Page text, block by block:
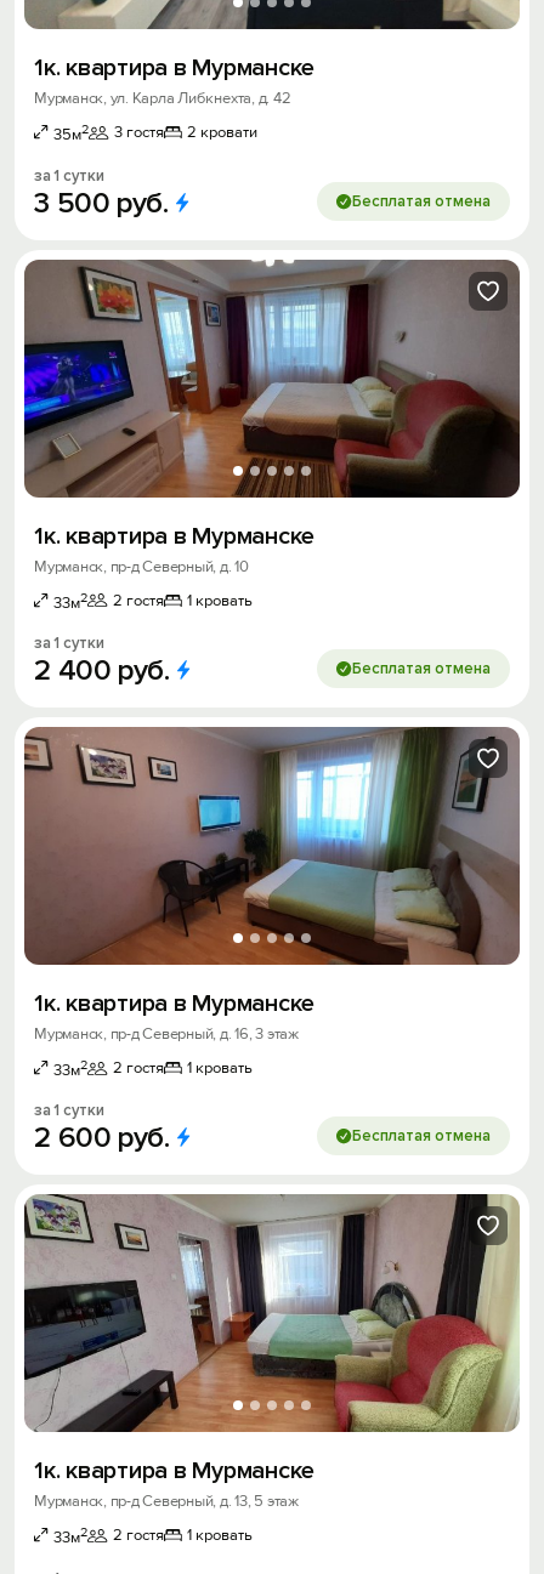
1к. квартира в Мурманске
Мурманск, ул. Карла Либкнехта, д. 42
35м2 3 гостя 2 кровати
за 1 сутки
3 500 руб. Бесплатая отмена
1к. квартира в Мурманске
Мурманск, пр-д Северный, д. 10
33м2 2 гостя 1 кровать
за 1 сутки
2 400 руб. Бесплатая отмена
1к. квартира в Мурманске
Мурманск, пр-д Северный, д. 16, 3 этаж
33м2 2 гостя 1 кровать
за 1 сутки
2 600 руб. Бесплатая отмена
1к. квартира в Мурманске
Мурманск, пр-д Северный, д. 13, 5 этаж
33м2 2 гостя 1 кровать